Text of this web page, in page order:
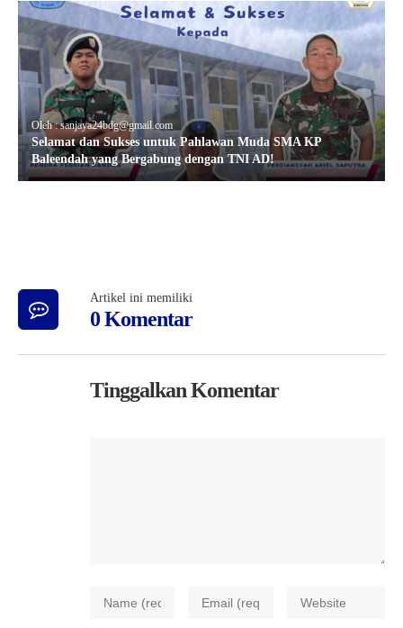
Oleh : sanjaya24bdg@gmail.com
Selamat dan Sukses untuk Pahlawan Muda SMA KP
Baleendah yang Bergabung dengan TNI AD!
Artikel ini memiliki
0 Komentar
Tinggalkan Komentar